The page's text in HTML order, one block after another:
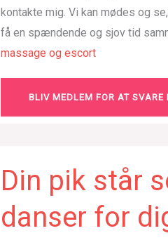
kontakte mig. Vi kan mødes og
få en spændende og sjov tid
massage og escort
BLIV MEDLEM FOR AT SVARE
Din pik står
danser for